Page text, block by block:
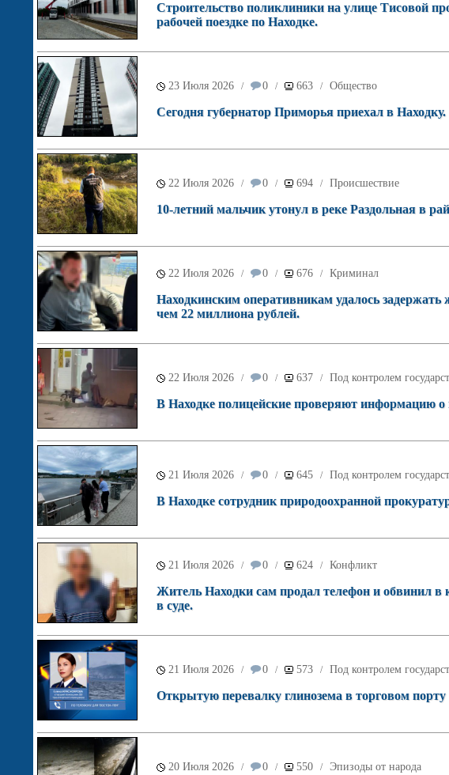
Строительство поликлиники на улице Тисовой
рабочей поездке по Находке.
23 Июля 2026 / 0 / 663 / Общество
Cегодня губернатор Приморья приехал в Находку.
22 Июля 2026 / 0 / 694 / Происшествие
10-летний мальчик утонул в реке Раздольная в
22 Июля 2026 / 0 / 676 / Криминал
Находкинским оперативникам удалось
чем 22 миллиона рублей.
22 Июля 2026 / 0 / 637 / Под контролем
В Находке полицейские проверяют информацию
21 Июля 2026 / 0 / 645 / Под контролем
В Находке сотрудник природоохранной
21 Июля 2026 / 0 / 624 / Конфликт
Житель Находки сам продал телефон и обвинил в
в суде.
21 Июля 2026 / 0 / 573 / Под контролем
Открытую перевалку глинозема в торговом
20 Июля 2026 / 0 / 550 / Эпизоды от народа